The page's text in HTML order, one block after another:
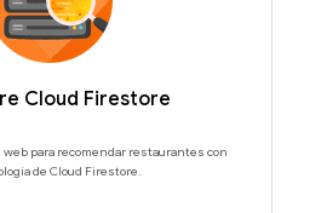
Cloud Firestore
web para recomendar restaurantes con
de Cloud Firestore.